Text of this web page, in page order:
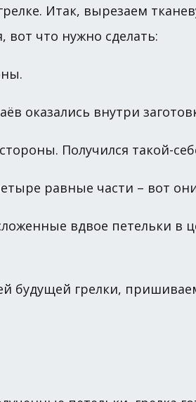
Итак, вырезаем
что нужно сделать:
оказались внутри
Получился такой-
равные части – вот
вдвое петельки в
будущей грелки,